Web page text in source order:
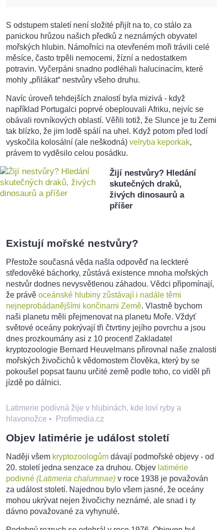
S odstupem staletí není složité přijít na to, co stálo za
panickou hrůzou našich předků z neznámých obyvatel
mořských hlubin. Námořníci na otevřeném moři trávili celé
měsíce, často trpěli nemocemi, žízní a nedostatkem
potravin. Vyčerpáni snadno podléhali halucinacím, které
mohly „přilákat“ nestvůry všeho druhu.
Navíc úroveň tehdejších znalostí byla mizivá - když
například Portugalci poprvé obeplouvali Afriku, nejvíc se
obávali rovníkových oblastí. Věřili totiž, že Slunce je tu Zemi
tak blízko, že jim lodě spálí na uhel. Když potom před lodí
vyskočila kolosální (ale neškodná) velryba keporkak,
právem to vyděsilo celou posádku.
Žijí nestvůry? Hledání
skutečných draků,
živých dinosaurů a
příšer
Existují mořské nestvůry?
Přestože současná věda našla odpověď na leckteré
středověké báchorky, zůstává existence mnoha mořských
nestvůr dodnes nevysvětlenou záhadou. Vědci připomínají,
že právě oceánské hlubiny zůstávají i nadále těmi
nejneprobádanějšími končinami Země. Vlastně bychom
naši planetu měli přejmenovat na planetu Moře. Vždyť
světové oceány pokrývají tři čtvrtiny jejího povrchu a jsou
dnes prozkoumány asi z 10 procent! Zakladatel
kryptozoologie Bernard Heuvelmans přirovnal naše znalosti
mořských živočichů k vědomostem člověka, který by se
pokoušel popsat faunu určité země podle toho, co viděl při
jízdě po dálnici.
Latimerie podivná žije v hlubinách, kde loví ryby a
hlavonožce • Profimedia.cz
Objev latimérie je událost století
Naději všem kryptozoologům dávají podmořské objevy - od
20. století jedna senzace za druhou. Objev latimérie
podivné (Latimeria chalumnae) v roce 1938 je považován
za událost století. Najednou bylo všem jasné, že oceány
mohou ukrývat nejen živočichy neznámé, ale snad i ty
dávno považované za vyhynulé.